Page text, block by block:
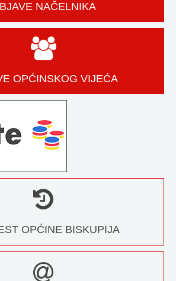
NAČELNIKA
OPĆINSKOG VIJEĆA
OPĆINE BISKUPIJA